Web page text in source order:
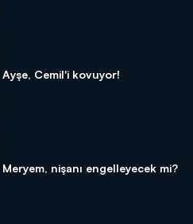
Ayşe, Cemil'i kovuyor!
Meryem, nişanı engelleyecek mi?